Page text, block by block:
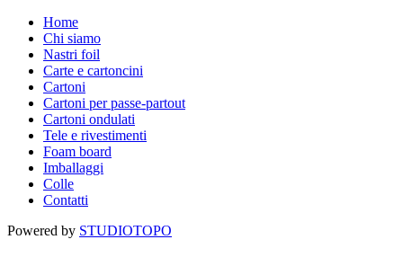
Home
Chi siamo
Nastri foil
Carte e cartoncini
Cartoni
Cartoni per passe-partout
Cartoni ondulati
Tele e rivestimenti
Foam board
Imballaggi
Colle
Contatti
Powered by STUDIOTOPO